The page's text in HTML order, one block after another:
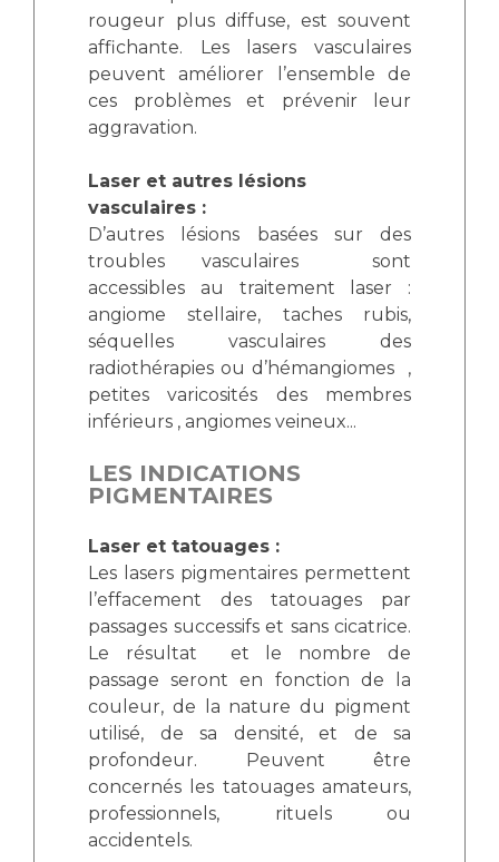
rougeur plus diffuse, est souvent
affichante. Les lasers vasculaires
peuvent améliorer l’ensemble de
ces problèmes et prévenir leur
aggravation.
Laser et autres lésions
vasculaires :
D’autres lésions basées sur des
troubles vasculaires sont
accessibles au traitement laser :
angiome stellaire, taches rubis,
séquelles vasculaires des
radiothérapies ou d’hémangiomes ,
petites varicosités des membres
inférieurs , angiomes veineux...
LES INDICATIONS
PIGMENTAIRES
Laser et tatouages :
Les lasers pigmentaires permettent
l’effacement des tatouages par
passages successifs et sans cicatrice.
Le résultat et le nombre de
passage seront en fonction de la
couleur, de la nature du pigment
utilisé, de sa densité, et de sa
profondeur. Peuvent être
concernés les tatouages amateurs,
professionnels, rituels ou
accidentels.